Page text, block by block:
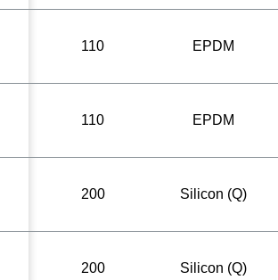
110 EPDM
110 EPDM
200 Silicon (Q)
200 Silicon (Q)